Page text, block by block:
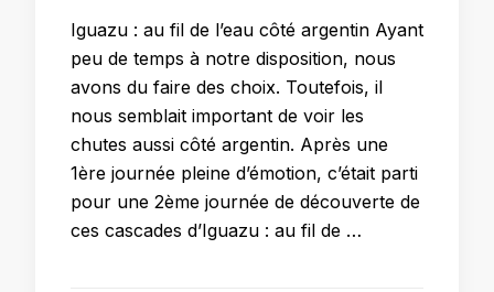
Iguazu : au fil de l’eau côté argentin Ayant
peu de temps à notre disposition, nous
avons du faire des choix. Toutefois, il
nous semblait important de voir les
chutes aussi côté argentin. Après une
1ère journée pleine d’émotion, c’était parti
pour une 2ème journée de découverte de
ces cascades d’Iguazu : au fil de …